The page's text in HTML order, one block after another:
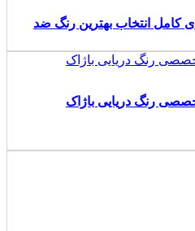
انتخاب بهترین رنگ ضد
رنگ دریایی باژاک